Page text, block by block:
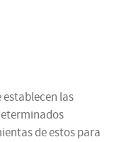
establecen las
de estos para